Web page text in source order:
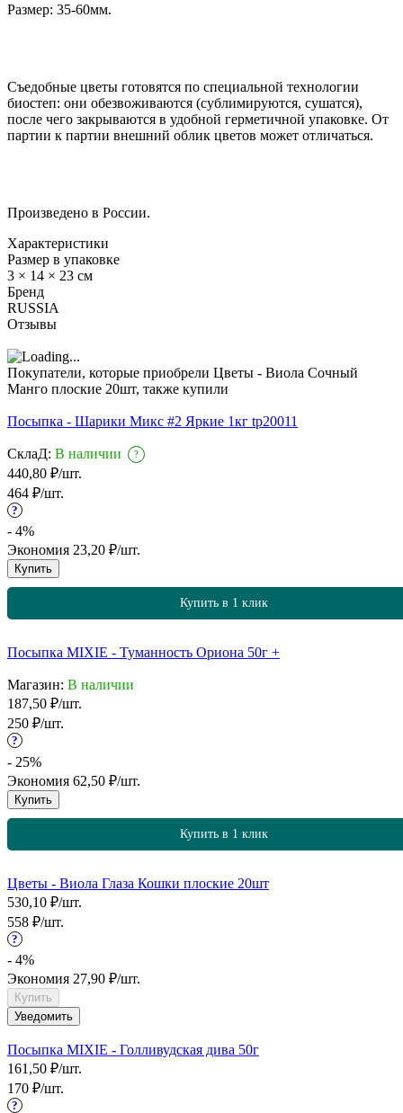
Размер: 35-60мм.
Съедобные цветы готовятся по специальной технологии
биостеп: они обезвоживаются (сублимируются, сушатся),
после чего закрываются в удобной герметичной упаковке. От
партии к партии внешний облик цветов может отличаться.
Произведено в России.
Характеристики
Размер в упаковке
3 × 14 × 23 см
Бренд
RUSSIA
Отзывы
Покупатели, которые приобрели Цветы - Виола Сочный
Манго плоские 20шт, также купили
Посыпка - Шарики Микс #2 Яркие 1кг tp20011
СклаД: В наличии ?
440,80 ₽/шт.
464 ₽/шт.
?
- 4%
Экономия 23,20 ₽/шт.
Купить
Купить в 1 клик
Посыпка MIXIE - Туманность Ориона 50г +
Магазин: В наличии
187,50 ₽/шт.
250 ₽/шт.
?
- 25%
Экономия 62,50 ₽/шт.
Купить
Купить в 1 клик
Цветы - Виола Глаза Кошки плоские 20шт
530,10 ₽/шт.
558 ₽/шт.
?
- 4%
Экономия 27,90 ₽/шт.
Купить
Уведомить
Посыпка MIXIE - Голливудская дива 50г
161,50 ₽/шт.
170 ₽/шт.
?